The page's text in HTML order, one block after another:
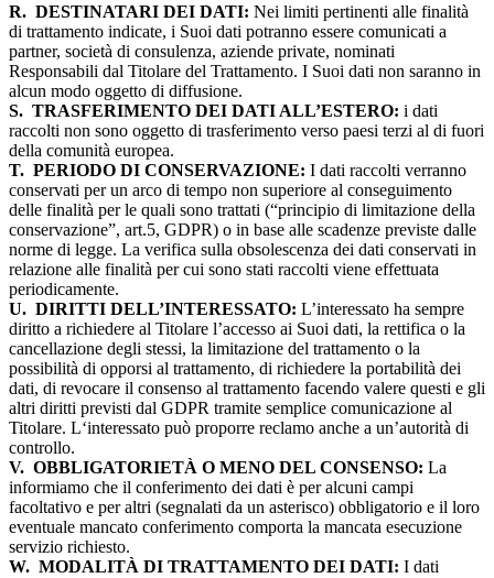
R. DESTINATARI DEI DATI: Nei limiti pertinenti alle finalità
di trattamento indicate, i Suoi dati potranno essere comunicati a
partner, società di consulenza, aziende private, nominati
Responsabili dal Titolare del Trattamento. I Suoi dati non saranno in
alcun modo oggetto di diffusione.
S. TRASFERIMENTO DEI DATI ALL’ESTERO: i dati
raccolti non sono oggetto di trasferimento verso paesi terzi al di fuori
della comunità europea.
T. PERIODO DI CONSERVAZIONE: I dati raccolti verranno
conservati per un arco di tempo non superiore al conseguimento
delle finalità per le quali sono trattati (“principio di limitazione della
conservazione”, art.5, GDPR) o in base alle scadenze previste dalle
norme di legge. La verifica sulla obsolescenza dei dati conservati in
relazione alle finalità per cui sono stati raccolti viene effettuata
periodicamente.
U. DIRITTI DELL’INTERESSATO: L’interessato ha sempre
diritto a richiedere al Titolare l’accesso ai Suoi dati, la rettifica o la
cancellazione degli stessi, la limitazione del trattamento o la
possibilità di opporsi al trattamento, di richiedere la portabilità dei
dati, di revocare il consenso al trattamento facendo valere questi e gli
altri diritti previsti dal GDPR tramite semplice comunicazione al
Titolare. L‘interessato può proporre reclamo anche a un’autorità di
controllo.
V. OBBLIGATORIETÀ O MENO DEL CONSENSO: La
informiamo che il conferimento dei dati è per alcuni campi
facoltativo e per altri (segnalati da un asterisco) obbligatorio e il loro
eventuale mancato conferimento comporta la mancata esecuzione
servizio richiesto.
W. MODALITÀ DI TRATTAMENTO DEI DATI: I dati